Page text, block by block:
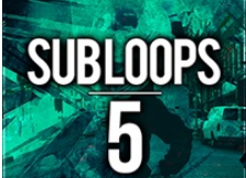
ヴィンテージ